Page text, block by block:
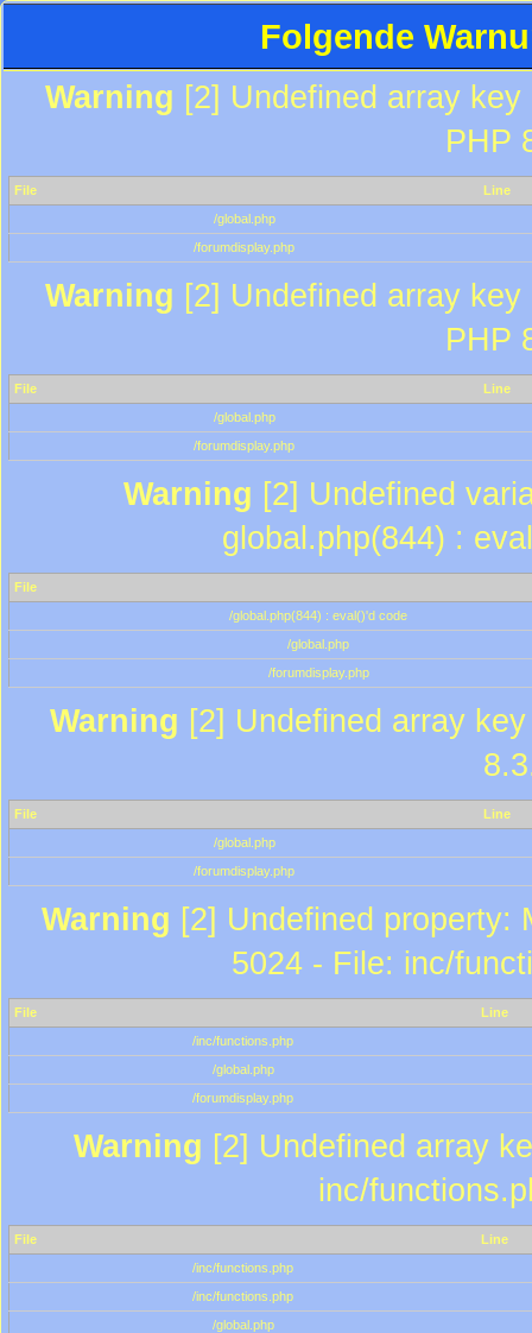
Folgende
Warning [2] Undefined array
PHP
File
Line
/global.php
/forumdisplay.php
Warning [2] Undefined array
PHP
File
Line
/global.php
/forumdisplay.php
Warning [2] Undefined
global.php(844) :
File
/global.php(844) : eval()'d code
/global.php
/forumdisplay.php
Warning [2] Undefined array
File
Line
/global.php
/forumdisplay.php
Warning [2] Undefined property:
5024 - File: inc/
File
Line
/inc/functions.php
/global.php
/forumdisplay.php
Warning [2] Undefined array
inc/
File
Line
/inc/functions.php
/inc/functions.php
/global.php